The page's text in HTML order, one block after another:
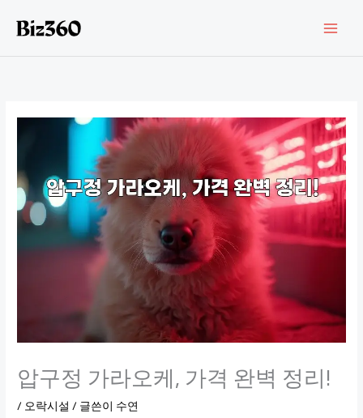
로
압구정 가라오케, 가격 완벽 정리!
/오락시설/ 글쓴이 수연